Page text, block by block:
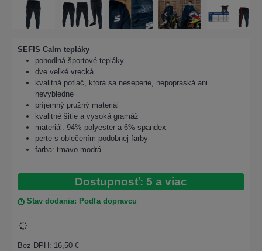
SEFIS Calm tepláky
pohodlná športové tepláky
dve veľké vrecká
kvalitná potlač, ktorá sa neseperie, nepopraská ani
nevybledne
príjemný pružný materiál
kvalitné šitie a vysoká gramáž
materiál: 94% polyester a 6% spandex
perte s oblečením podobnej farby
farba: tmavo modrá
Dostupnosť: 5 a viac
Stav dodania: Podľa dopravcu
Bez DPH: 16,50 €